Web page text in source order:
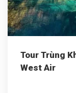
Tour Trùng
West Air